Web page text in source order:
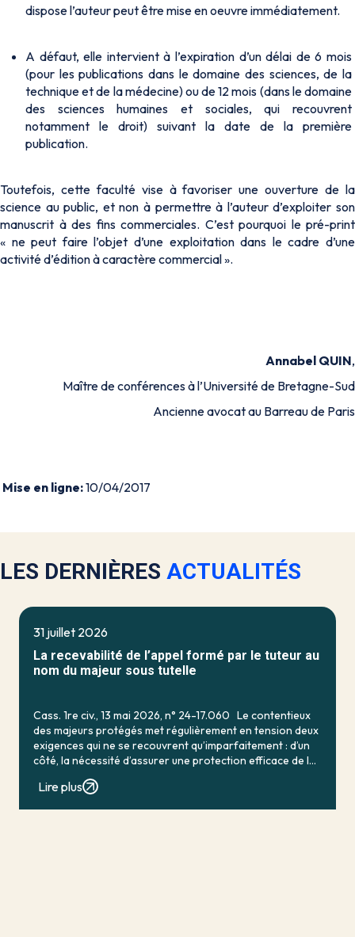
dispose l’auteur peut être mise en oeuvre immédiatement.
A défaut, elle intervient à l’expiration d’un délai de 6 mois
(pour les publications dans le domaine des sciences, de la
technique et de la médecine) ou de 12 mois (dans le domaine
des sciences humaines et sociales, qui recouvrent
notamment le droit) suivant la date de la première
publication.
Toutefois, cette faculté vise à favoriser une ouverture de la
science au public, et non à permettre à l’auteur d’exploiter son
manuscrit à des fins commerciales. C’est pourquoi le pré-print
« ne peut faire l’objet d’une exploitation dans le cadre d’une
activité d’édition à caractère commercial ».
Annabel QUIN,
Maître de conférences à l’Université de Bretagne-Sud
Ancienne avocat au Barreau de Paris
Mise en ligne:10/04/2017
LES DERNIÈRES ACTUALITÉS
31 juillet 2026
La recevabilité de l’appel formé par le tuteur au
nom du majeur sous tutelle
Cass. 1re civ., 13 mai 2026, n° 24-17.060 Le contentieux
des majeurs protégés met régulièrement en tension deux
exigences qui ne se recouvrent qu’imparfaitement : d’un
côté, la nécessité d’assurer une protection efficace de la
Lire plus